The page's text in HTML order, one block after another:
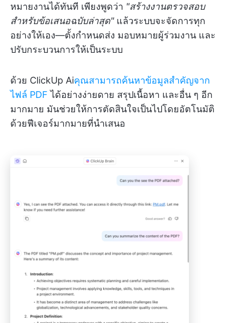
หมายงานได้ทันที เพียงพูดว่า "สร้างงานตรวจสอบ
สำหรับข้อเสนอฉบับล่าสุด"แล้วระบบจะจัดการทุก
อย่างให้เอง—ตั้งกำหนดส่ง มอบหมายผู้ร่วมงาน และ
ปรับกระบวนการให้เป็นระบบ
ด้วย ClickUp Aiคุณสามารถค้นหาข้อมูลสำคัญจาก
ไฟล์ PDF ได้อย่างง่ายดาย สรุปเนื้อหา และอื่น ๆ อีก
มากมาย มันช่วยให้การตัดสินใจเป็นไปโดยอัตโนมัติ
ด้วยฟีเจอร์มากมายที่นำเสนอ